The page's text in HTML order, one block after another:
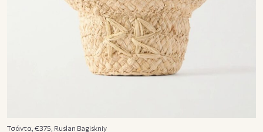
Τσάντα, €375, Ruslan Bagiskniy